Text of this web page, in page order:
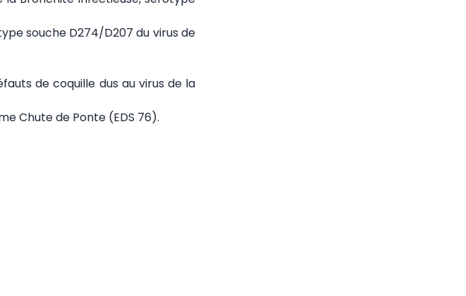
souche D274/D207 du virus de
de coquille dus au virus de la
Chute de Ponte (EDS 76).